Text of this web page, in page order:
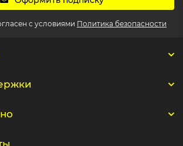
с условиями Политика безопасности